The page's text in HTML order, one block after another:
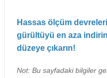
Hassas ölçüm
gürültüyü en aza
düzeye çıkarın!
Not: Bu sayfadaki bilgiler